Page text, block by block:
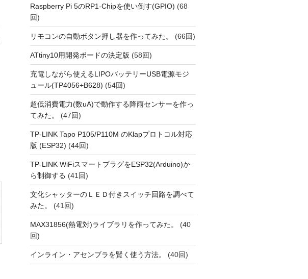
Raspberry Pi 5のRP1-Chipを使い倒す(GPIO) (68
回)
リモコンの自動ボタン押し器を作ってみた。 (66回)
ATtiny10用開発ボードの決定版 (58回)
充電しながら使えるLIPOバッテリーUSB電源モジ
ュール(TP4056+B628) (54回)
超低消費電力(数uA)で動作する降雨センサーを作っ
てみた。
(47回)
TP-LINK Tapo P105/P110M のKlapプロトコル対応
版 (ESP32) (44回)
TP-LINK WiFiスマートプラグをESP32(Arduino)か
ら制御する (41回)
文化シャッターのＬＥＤ付きスイッチ回路を調べて
みた。
(41回)
MAX31856(熱電対)ライブラリを作ってみた。
(40
回)
インライン・アセンブラを賢く使う方法。 (40回)